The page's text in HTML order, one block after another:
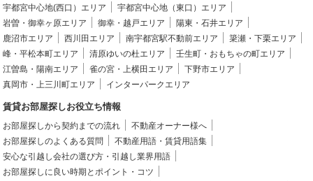
宇都宮中心地(西口）エリア
宇都宮中心地（東口）エリア
岩曽・御幸ヶ原エリア
御幸・越戸エリア
陽東・石井エリア
鹿沼市エリア
西川田エリア 南宇都宮駅不動前エリア
簗瀬・下栗エリア
峰・平松本町エリア
清原ゆいの杜エリア
壬生町・おもちゃの町エリア
江曽島・陽南エリア
雀の宮・上横田エリア
下野市エリア
真岡市・上三川町エリア
インターパークエリア
賃貸お部屋探しお役立ち情報
お部屋探しから契約までの流れ
不動産オーナー様へ
お部屋探しのよくある質問
不動産用語・賃貸用語集
安心な引越し会社の選び方・引越し業界用語
お部屋探しに良い時期とポイント・コツ